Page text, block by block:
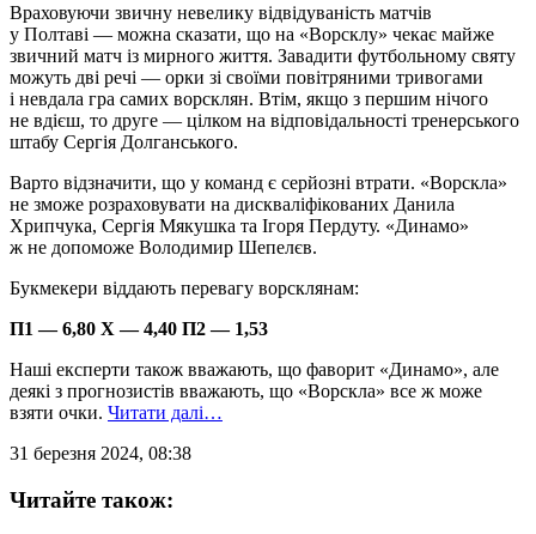
Враховуючи звичну невелику відвідуваність матчів
у Полтаві — можна сказати, що на «Ворсклу» чекає майже
звичний матч із мирного життя. Завадити футбольному святу
можуть дві речі — орки зі своїми повітряними тривогами
і невдала гра самих ворсклян. Втім, якщо з першим нічого
не вдієш, то друге — цілком на відповідальності тренерського
штабу Сергія Долганського.
Варто відзначити, що у команд є серйозні втрати. «Ворскла»
не зможе розраховувати на дискваліфікованих Данила
Хрипчука, Сергія Мякушка та Ігоря Пердуту. «Динамо»
ж не допоможе Володимир Шепелєв.
Букмекери віддають перевагу ворсклянам:
П1 — 6,80 Х — 4,40 П2 — 1,53
Наші експерти також вважають, що фаворит «Динамо», але
деякі з прогнозистів вважають, що «Ворскла» все ж може
взяти очки. Читати далі…
31 березня 2024, 08:38
Читайте також: